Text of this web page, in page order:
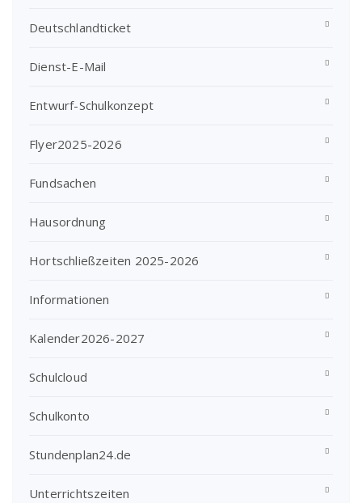
Deutschlandticket
Dienst-E-Mail
Entwurf-Schulkonzept
Flyer2025-2026
Fundsachen
Hausordnung
Hortschließzeiten 2025-2026
Informationen
Kalender2026-2027
Schulcloud
Schulkonto
Stundenplan24.de
Unterrichtszeiten